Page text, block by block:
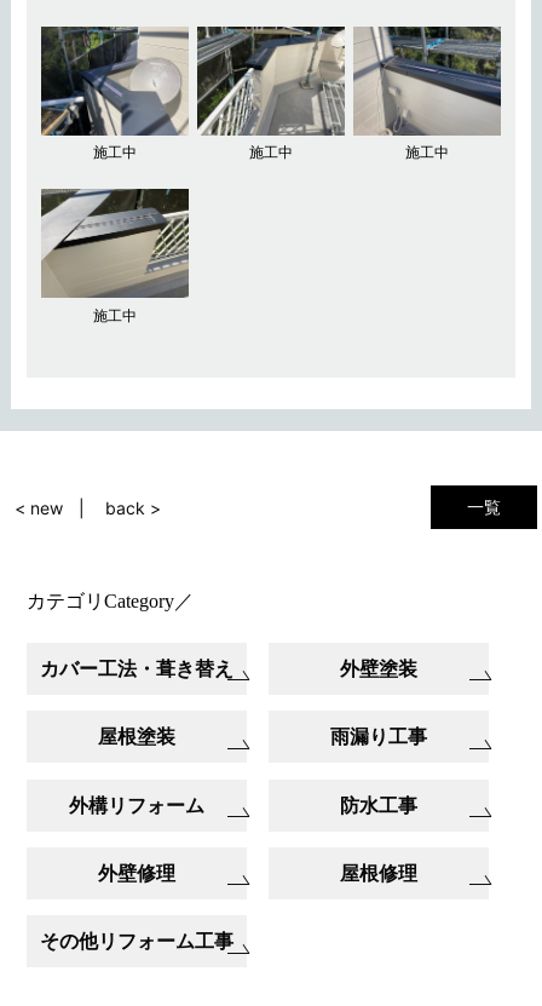
施工中 施工中 施工中
施工中
一覧
< new back >
カテゴリCategory／
カバー工法・葺き替え 外壁塗装
屋根塗装 雨漏り工事
外構リフォーム 防水工事
外壁修理 屋根修理
その他リフォーム工事